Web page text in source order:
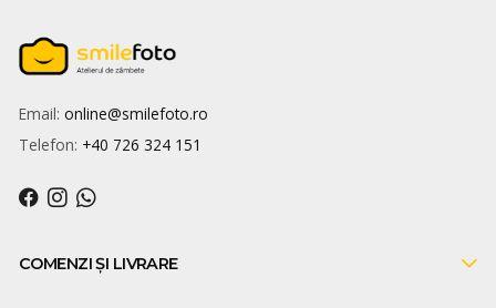
Email: online@smilefoto.ro
Telefon: +40 726 324 151
Facebook
InstagramWhatsApp
COMENZI ȘI LIVRARE